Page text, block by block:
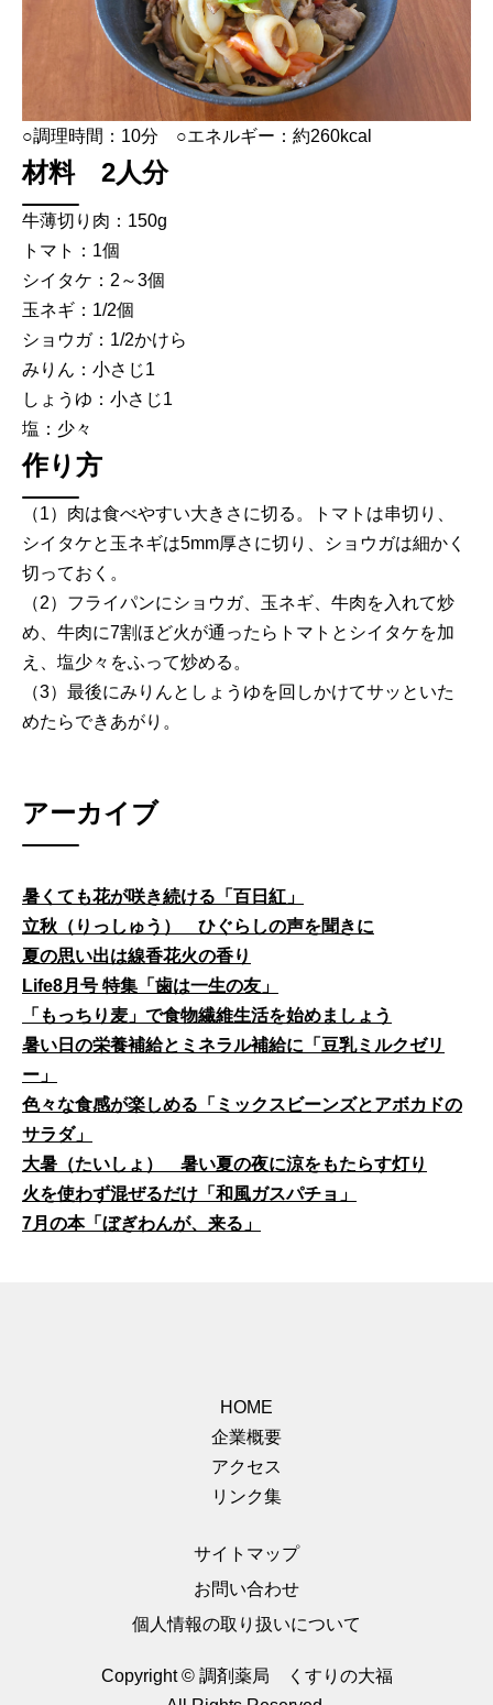
○調理時間：10分 ○エネルギー：約260kcal
材料 2人分
牛薄切り肉：150g
トマト：1個
シイタケ：2～3個
玉ネギ：1/2個
ショウガ：1/2かけら
みりん：小さじ1
しょうゆ：小さじ1
塩：少々
作り方
（1）肉は食べやすい大きさに切る。トマトは串切り、
シイタケと玉ネギは5mm厚さに切り、ショウガは細かく
切っておく。
（2）フライパンにショウガ、玉ネギ、牛肉を入れて炒
め、牛肉に7割ほど火が通ったらトマトとシイタケを加
え、塩少々をふって炒める。
（3）最後にみりんとしょうゆを回しかけてサッといた
めたらできあがり。
アーカイブ
暑くても花が咲き続ける「百日紅」
立秋（りっしゅう） ひぐらしの声を聞きに
夏の思い出は線香花火の香り
Life8月号 特集「歯は一生の友」
「もっちり麦」で食物繊維生活を始めましょう
暑い日の栄養補給とミネラル補給に「豆乳ミルクゼリ
ー」
色々な食感が楽しめる「ミックスビーンズとアボカドの
サラダ」
大暑（たいしょ） 暑い夏の夜に涼をもたらす灯り
火を使わず混ぜるだけ「和風ガスパチョ」
7月の本「ぼぎわんが、来る」
HOME
企業概要
アクセス
リンク集
サイトマップ
お問い合わせ
個人情報の取り扱いについて
Copyright © 調剤薬局 くすりの大福